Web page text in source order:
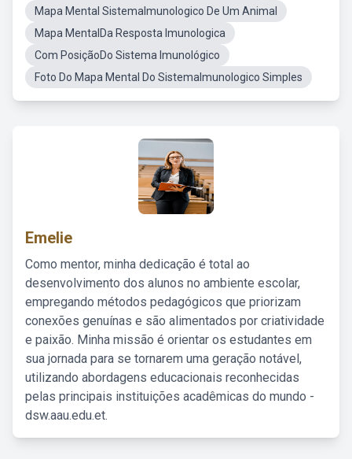
Mapa Mental SistemaImunologico De Um Animal
Mapa MentalDa Resposta Imunologica
Com PosiçãoDo Sistema Imunológico
Foto Do Mapa Mental Do SistemaImunologico Simples
Emelie
Como mentor, minha dedicação é total ao
desenvolvimento dos alunos no ambiente escolar,
empregando métodos pedagógicos que priorizam
conexões genuínas e são alimentados por criatividade
e paixão. Minha missão é orientar os estudantes em
sua jornada para se tornarem uma geração notável,
utilizando abordagens educacionais reconhecidas
pelas principais instituições acadêmicas do mundo -
dsw.aau.edu.et.